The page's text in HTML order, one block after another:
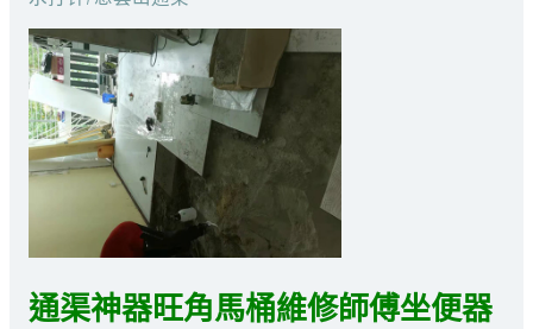
通渠神器旺角馬桶維修師傅坐便器